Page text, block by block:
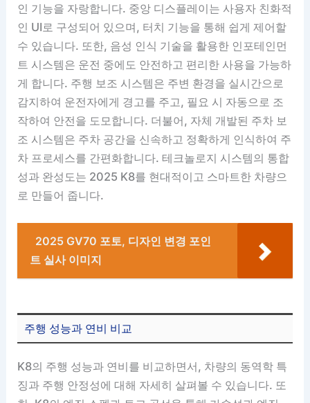
인 기능을 자랑합니다. 중앙 디스플레이는 사용자 친화적
인 UI로 구성되어 있으며, 터치 기능을 통해 쉽게 제어할
수 있습니다. 또한, 음성 인식 기술을 활용한 인포테인먼
트 시스템은 운전 중에도 안전하고 편리한 사용을 가능하
게 합니다. 주행 보조 시스템은 주변 환경을 실시간으로
감지하여 운전자에게 경고를 주고, 필요 시 자동으로 조
작하여 안전을 도모합니다. 더불어, 자체 개발된 주차 보
조 시스템은 주차 공간을 신속하고 정확하게 인식하여 주
차 프로세스를 간편화합니다. 테크놀로지 시스템의 통합
성과 완성도는 2025 K8를 현대적이고 스마트한 차량으
로 만들어 줍니다.
2025 GV70 포토, 디자인 변경 포인
트 실사 이미지
주행 성능과 연비 비교
K8의 주행 성능과 연비를 비교하면서, 차량의 동역학 특
징과 주행 안정성에 대해 자세히 살펴볼 수 있습니다. 또